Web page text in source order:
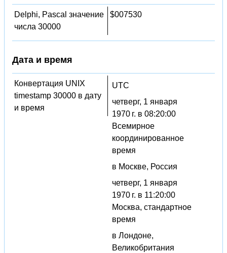
Delphi, Pascal значение
числа 30000
$007530
Дата и время
Конвертация UNIX
timestamp 30000 в дату
и время
UTC
четверг, 1 января
1970 г. в 08:20:00
Всемирное
координированное
время
в Москве, Россия
четверг, 1 января
1970 г. в 11:20:00
Москва, стандартное
время
в Лондоне,
Великобритания